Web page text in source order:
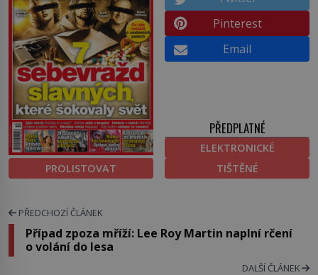
PROLISTOVAT
Pinterest
Email
PŘEDPLATNÉ
ELEKTRONICKÉ
TIŠTĚNÉ
PŘEDCHOZÍ ČLÁNEK
Případ zpoza mříží: Lee Roy Martin naplní rčení
o volání do lesa
DALŠÍ ČLÁNEK